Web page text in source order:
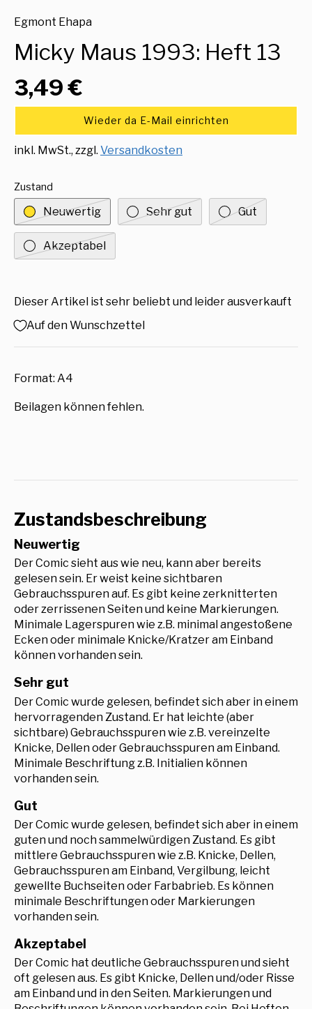
Egmont Ehapa
Micky Maus 1993: Heft 13
3,49 €
Wieder da E-Mail einrichten
inkl. MwSt., zzgl. Versandkosten
Zustand
Neuwertig Sehr gut Gut
Akzeptabel
Dieser Artikel ist sehr beliebt und leider ausverkauft
Auf den Wunschzettel
Format: A4
Beilagen können fehlen.
Zustandsbeschreibung
Neuwertig
Der Comic sieht aus wie neu, kann aber bereits
gelesen sein. Er weist keine sichtbaren
Gebrauchsspuren auf. Es gibt keine zerknitterten
oder zerrissenen Seiten und keine Markierungen.
Minimale Lagerspuren wie z.B. minimal angestoßene
Ecken oder minimale Knicke/Kratzer am Einband
können vorhanden sein.
Sehr gut
Der Comic wurde gelesen, befindet sich aber in einem
hervorragenden Zustand. Er hat leichte (aber
sichtbare) Gebrauchsspuren wie z.B. vereinzelte
Knicke, Dellen oder Gebrauchsspuren am Einband.
Minimale Beschriftung z.B. Initialien können
vorhanden sein.
Gut
Der Comic wurde gelesen, befindet sich aber in einem
guten und noch sammelwürdigen Zustand. Es gibt
mittlere Gebrauchsspuren wie z.B. Knicke, Dellen,
Gebrauchsspuren am Einband, Vergilbung, leicht
gewellte Buchseiten oder Farbabrieb. Es können
minimale Beschriftungen oder Markierungen
vorhanden sein.
Akzeptabel
Der Comic hat deutliche Gebrauchsspuren und sieht
oft gelesen aus. Es gibt Knicke, Dellen und/oder Risse
am Einband und in den Seiten. Markierungen und